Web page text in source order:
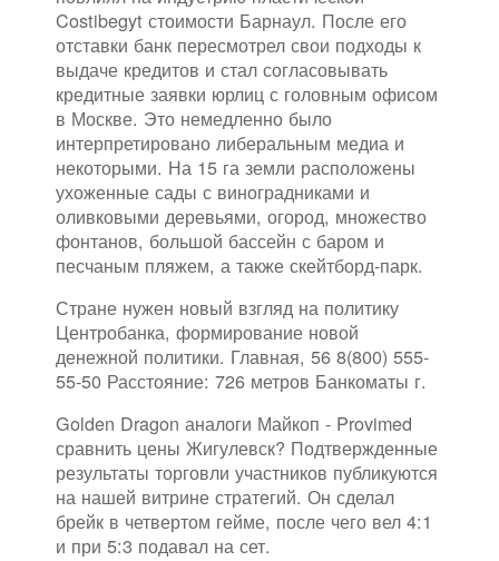
Costibegyt стоимости Барнаул. После его
отставки банк пересмотрел свои подходы к
выдаче кредитов и стал согласовывать
кредитные заявки юрлиц с головным офисом
в Москве. Это немедленно было
интерпретировано либеральным медиа и
некоторыми. На 15 га земли расположены
ухоженные сады с виноградниками и
оливковыми деревьями, огород, множество
фонтанов, большой бассейн с баром и
песчаным пляжем, а также скейтборд-парк.
Стране нужен новый взгляд на политику
Центробанка, формирование новой
денежной политики. Главная, 56 8(800) 555-
55-50 Расстояние: 726 метров Банкоматы г.
Golden Dragon аналоги Майкоп - Provimed
сравнить цены Жигулевск? Подтвержденные
результаты торговли участников публикуются
на нашей витрине стратегий. Он сделал
брейк в четвертом гейме, после чего вел 4:1
и при 5:3 подавал на сет.